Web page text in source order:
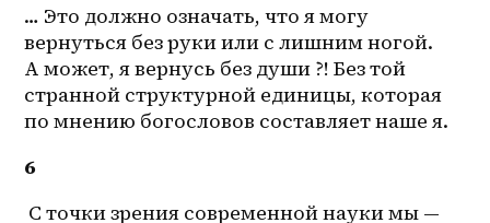
… Это должно означать, что я могу
вернуться без руки или с лишним ногой.
А может, я вернусь без души ?! Без той
странной структурной единицы, которая
по мнению богословов составляет наше я.
6